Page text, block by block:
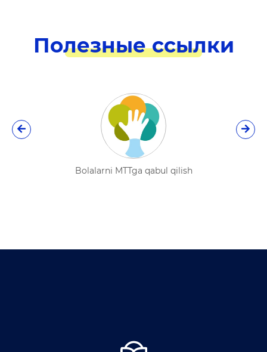
Полезные ссылки
Maktab.uz